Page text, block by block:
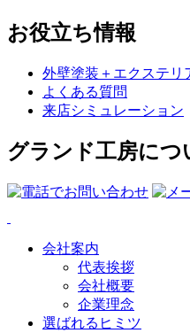
お役立ち情報
外壁塗装＋エクステリ
よくある質問
来店シミュレーション
グランド工房につ
会社案内
代表挨拶
会社概要
企業理念
選ばれるヒミツ